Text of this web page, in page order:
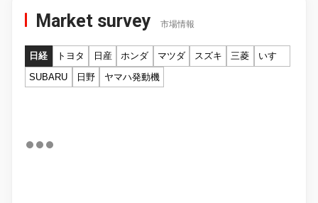
Market survey 市場情報
日経 トヨタ 日産 ホンダ マツダ スズキ 三菱
いすゞ
SUBARU
日野 ヤマハ発動機